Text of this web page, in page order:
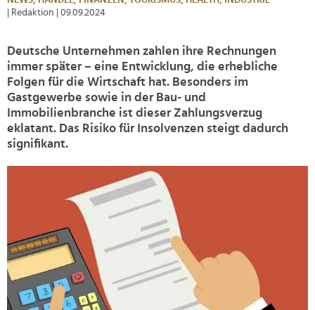
| Redaktion
| 09.09.2024
Deutsche Unternehmen zahlen ihre Rechnungen
immer später – eine Entwicklung, die erhebliche
Folgen für die Wirtschaft hat. Besonders im
Gastgewerbe sowie in der Bau- und
Immobilienbranche ist dieser Zahlungsverzug
eklatant. Das Risiko für Insolvenzen steigt dadurch
signifikant.